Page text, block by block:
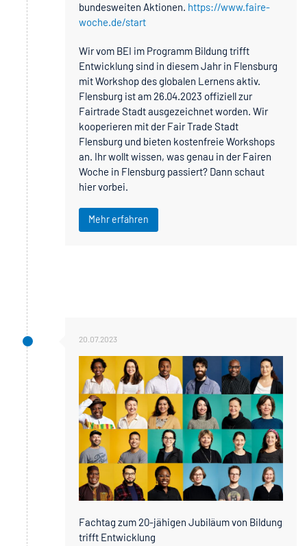
bundesweiten Aktionen. https://www.faire-
woche.de/start
Wir vom BEI im Programm Bildung trifft
Entwicklung sind in diesem Jahr in Flensburg
mit Workshop des globalen Lernens aktiv.
Flensburg ist am 26.04.2023 offiziell zur
Fairtrade Stadt ausgezeichnet worden. Wir
kooperieren mit der Fair Trade Stadt
Flensburg und bieten kostenfreie Workshops
an. Ihr wollt wissen, was genau in der Fairen
Woche in Flensburg passiert? Dann schaut
hier vorbei.
Mehr erfahren
20.07.2023
Fachtag zum 20-jähigen Jubiläum von Bildung
trifft Entwicklung